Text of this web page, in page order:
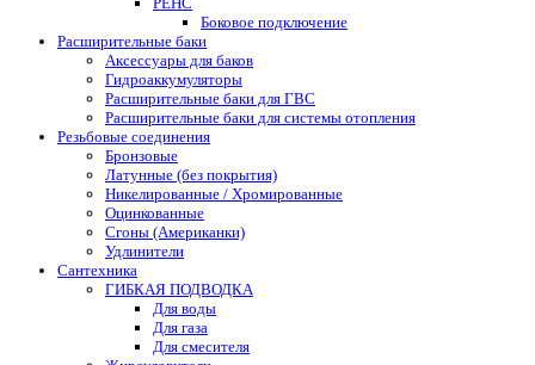
Боковое подключение
Расширительные баки
Аксессуары для баков
Гидроаккумуляторы
Расширительные баки для ГВС
Расширительные баки для системы отопления
Резьбовые соединения
Бронзовые
Латунные (без покрытия)
Никелированные / Хромированные
Оцинкованные
Сгоны (Американки)
Удлинители
Сантехника
ГИБКАЯ ПОДВОДКА
Для воды
Для газа
Для смесителя